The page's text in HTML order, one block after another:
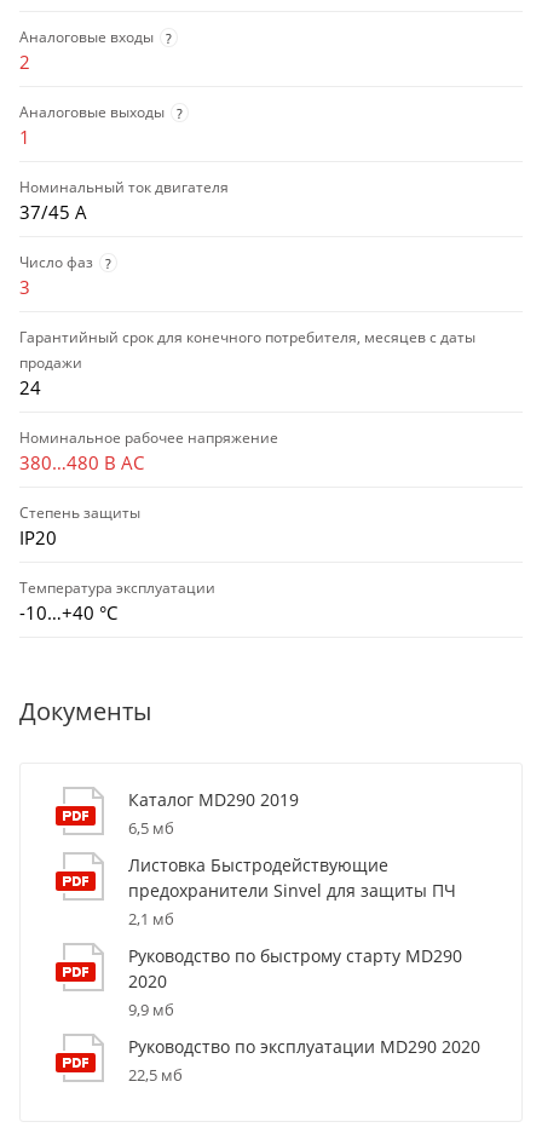
Аналоговые входы ?
2
Аналоговые выходы ?
1
Номинальный ток двигателя
37/45 А
Число фаз ?
3
Гарантийный срок для конечного потребителя, месяцев с даты
продажи
24
Номинальное рабочее напряжение
380…480 В AC
Степень защиты
IP20
Температура эксплуатации
-10…+40 °С
Документы
Каталог MD290 2019
6,5 мб
Листовка Быстродействующие
предохранители Sinvel для защиты ПЧ
2,1 мб
Руководство по быстрому старту MD290
2020
9,9 мб
Руководство по эксплуатации MD290 2020
22,5 мб